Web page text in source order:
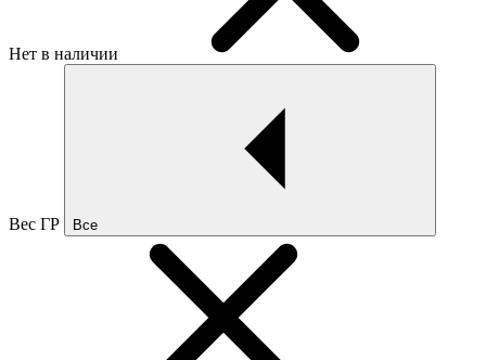
Нет в наличии
Вес ГР Все